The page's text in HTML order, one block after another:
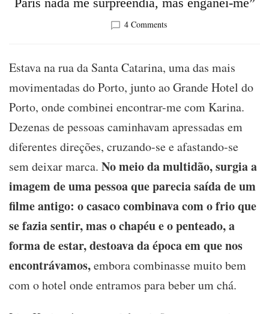
4 Commentson
ucraniana
que
apaixonou
pelo
Porto:
“Pensei
depois
de
nada
me
mas
enganei-
Estava na rua da Santa Catarina, uma das mais
movimentadas do Porto, junto ao Grande Hotel do
Porto, onde combinei encontrar-me com Karina.
Dezenas de pessoas caminhavam apressadas em
diferentes direções, cruzando-se e afastando-se
sem deixar marca. No meio da multidão, surgia a
imagem de uma pessoa que parecia saída de um
filme antigo: o casaco combinava com o frio que
se fazia sentir, mas o chapéu e o penteado, a
forma de estar, destoava da época em que nos
encontrávamos,embora combinasse muito bem
com o hotel onde entramos para beber um chá.